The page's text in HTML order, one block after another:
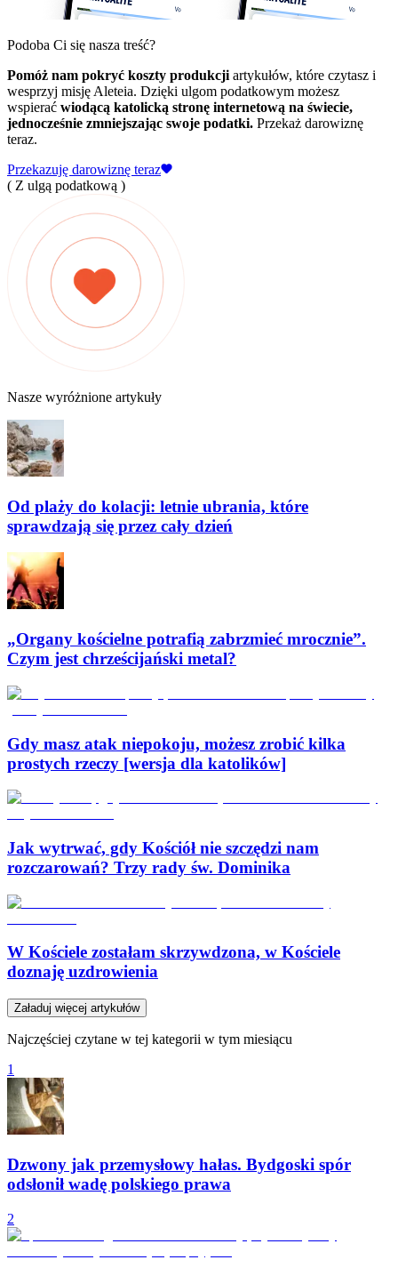
Podoba Ci się nasza treść?
Pomóż nam pokryć koszty produkcji artykułów, które czytasz i
wesprzyj misję Aleteia. Dzięki ulgom podatkowym możesz
wspierać wiodącą katolicką stronę internetową na świecie,
jednocześnie zmniejszając swoje podatki. Przekaż darowiznę
teraz.
Przekazuję darowiznę teraz
( Z ulgą podatkową )
Nasze wyróżnione artykuły
Od plaży do kolacji: letnie ubrania, które
sprawdzają się przez cały dzień
„Organy kościelne potrafią zabrzmieć mrocznie”.
Czym jest chrześcijański metal?
Gdy masz atak niepokoju, możesz zrobić kilka
prostych rzeczy [wersja dla katolików]
Jak wytrwać, gdy Kościół nie szczędzi nam
rozczarowań? Trzy rady św. Dominika
W Kościele zostałam skrzywdzona, w Kościele
doznaję uzdrowienia
Załaduj więcej artykułów
Najczęściej czytane w tej kategorii w tym miesiącu
1
Dzwony jak przemysłowy hałas. Bydgoski spór
odsłonił wadę polskiego prawa
2